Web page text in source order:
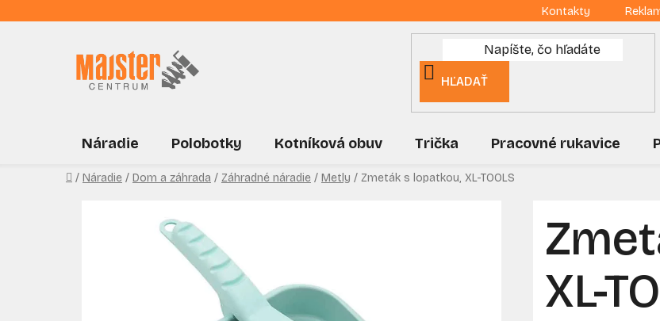
na
Kontakty
HĽADAŤ
Náradie Polobotky Kotníková obuv Trička Pracovné rukavice
Domov
/ Náradie / Dom a záhrada / Záhradné náradie / Metly / Zmeták s lopatkou, XL-TOOLS
XL-